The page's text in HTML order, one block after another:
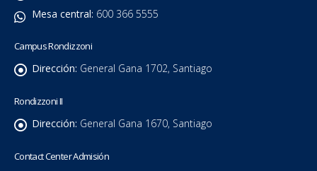
Mesa central: 600 366 5555
Campus Rondizzoni
Dirección: General Gana 1702, Santiago
Rondizzoni II
Dirección: General Gana 1670, Santiago
Contact Center Admisión